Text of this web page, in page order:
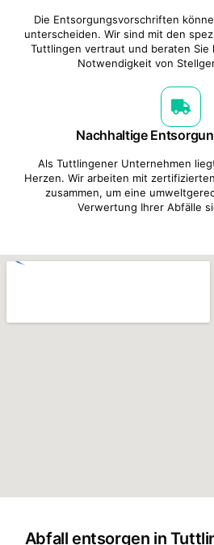
Die Entsorgungsvorschriften
unterscheiden. Wir sind mit den
Tuttlingen vertraut und beraten Sie
Notwendigkeit von
Nachhaltige
Als Tuttlingener Unternehmen
Herzen. Wir arbeiten mit
zusammen, um eine
Verwertung Ihrer Abfälle
Abfall entsorgen in